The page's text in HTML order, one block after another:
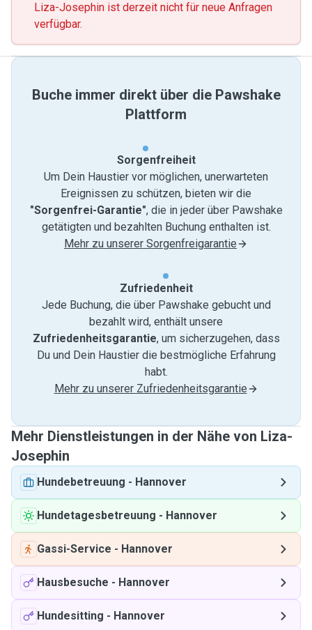
Liza-Josephin ist derzeit nicht für neue Anfragen
verfügbar.
Buche immer direkt über die Pawshake
Plattform
Sorgenfreiheit
Um Dein Haustier vor möglichen, unerwarteten
Ereignissen zu schützen, bieten wir die
"Sorgenfrei-Garantie", die in jeder über Pawshake
getätigten und bezahlten Buchung enthalten ist.
Mehr zu unserer Sorgenfreigarantie
Zufriedenheit
Jede Buchung, die über Pawshake gebucht und
bezahlt wird, enthält unsere
Zufriedenheitsgarantie, um sicherzugehen, dass
Du und Dein Haustier die bestmögliche Erfahrung
habt.
Mehr zu unserer Zufriedenheitsgarantie
Mehr Dienstleistungen in der Nähe von Liza-
Josephin
Hundebetreuung - Hannover
Hundetagesbetreuung - Hannover
Gassi-Service - Hannover
Hausbesuche - Hannover
Hundesitting - Hannover